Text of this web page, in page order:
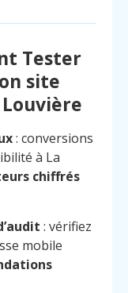
Tester
site
Louvière
: conversions
à La
chiffrés
: vérifiez
mobile